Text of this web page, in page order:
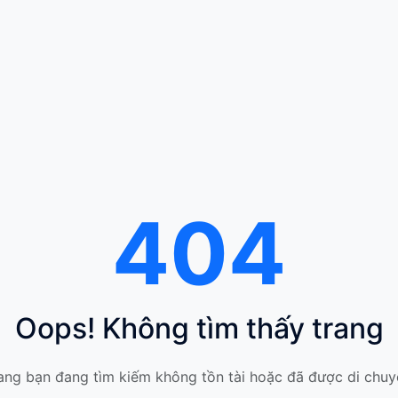
404
Oops! Không tìm thấy trang
bạn đang tìm kiếm không tồn tài hoặc đã được di